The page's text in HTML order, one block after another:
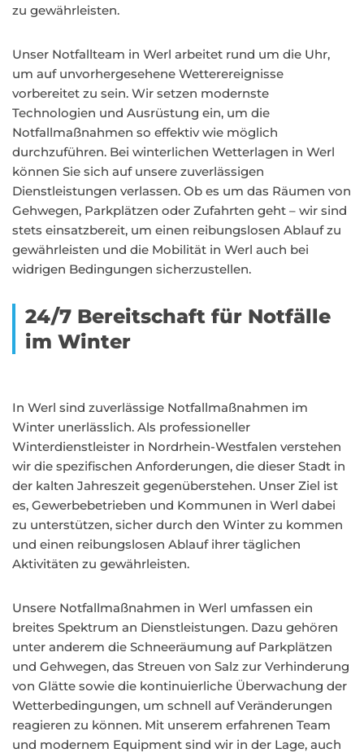
zu gewährleisten.
Unser Notfallteam in Werl arbeitet rund um die Uhr,
um auf unvorhergesehene Wetterereignisse
vorbereitet zu sein. Wir setzen modernste
Technologien und Ausrüstung ein, um die
Notfallmaßnahmen so effektiv wie möglich
durchzuführen. Bei winterlichen Wetterlagen in Werl
können Sie sich auf unsere zuverlässigen
Dienstleistungen verlassen. Ob es um das Räumen von
Gehwegen, Parkplätzen oder Zufahrten geht – wir sind
stets einsatzbereit, um einen reibungslosen Ablauf zu
gewährleisten und die Mobilität in Werl auch bei
widrigen Bedingungen sicherzustellen.
24/7 Bereitschaft für Notfälle
im Winter
In Werl sind zuverlässige Notfallmaßnahmen im
Winter unerlässlich. Als professioneller
Winterdienstleister in Nordrhein-Westfalen verstehen
wir die spezifischen Anforderungen, die dieser Stadt in
der kalten Jahreszeit gegenüberstehen. Unser Ziel ist
es, Gewerbebetrieben und Kommunen in Werl dabei
zu unterstützen, sicher durch den Winter zu kommen
und einen reibungslosen Ablauf ihrer täglichen
Aktivitäten zu gewährleisten.
Unsere Notfallmaßnahmen in Werl umfassen ein
breites Spektrum an Dienstleistungen. Dazu gehören
unter anderem die Schneeräumung auf Parkplätzen
und Gehwegen, das Streuen von Salz zur Verhinderung
von Glätte sowie die kontinuierliche Überwachung der
Wetterbedingungen, um schnell auf Veränderungen
reagieren zu können. Mit unserem erfahrenen Team
und modernem Equipment sind wir in der Lage, auch